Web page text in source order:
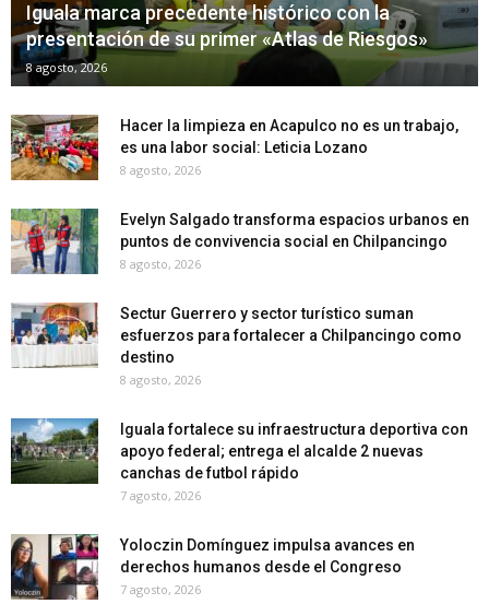
Iguala marca precedente histórico con la
presentación de su primer «Atlas de Riesgos»
8 agosto, 2026
Hacer la limpieza en Acapulco no es un trabajo,
es una labor social: Leticia Lozano
8 agosto, 2026
Evelyn Salgado transforma espacios urbanos en
puntos de convivencia social en Chilpancingo
8 agosto, 2026
Sectur Guerrero y sector turístico suman
esfuerzos para fortalecer a Chilpancingo como
destino
8 agosto, 2026
Iguala fortalece su infraestructura deportiva con
apoyo federal; entrega el alcalde 2 nuevas
canchas de futbol rápido
7 agosto, 2026
Yoloczin Domínguez impulsa avances en
derechos humanos desde el Congreso
7 agosto, 2026